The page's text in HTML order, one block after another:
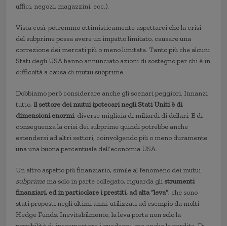
uffici, negozi, magazzini, ecc.).
Vista così, potremmo ottimisticamente aspettarci che la crisi
del subprime possa avere un impatto limitato, causare una
correzione dei mercati più o meno limitata. Tanto più che alcuni
Stati degli USA hanno annunciato azioni di sostegno per chi è in
difficoltà a causa di mutui subprime.
Dobbiamo però considerare anche gli scenari peggiori. Innanzi
tutto, il settore dei mutui ipotecari negli Stati Uniti è di
dimensioni enormi, diverse migliaia di miliardi di dollari. E di
conseguenza la crisi dei subprime quindi potrebbe anche
estendersi ad altri settori, coinvolgendo più o meno duramente
una una buona percentuale dell’economia USA.
Un altro aspetto più finanziario, simile al fenomeno dei mutui
subprime ma solo in parte collegato, riguarda gli strumenti
finanziari, ed in particolare i prestiti, ad alta “leva”, che sono
stati proposti negli ultimi anni, utilizzati ad esempio da molti
Hedge Funds. Inevitabilmente, la leva porta non solo la